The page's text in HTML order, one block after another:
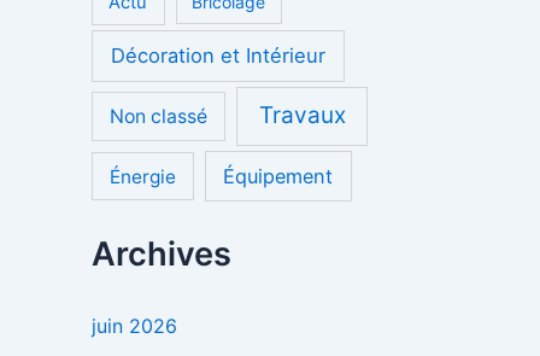
Décoration et Intérieur
Non classé Travaux
Énergie Équipement
Archives
juin 2026